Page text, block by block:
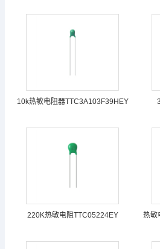
10k热敏电阻器TTC3A103F39HEY
220K热敏电阻TTC05224EY 热敏